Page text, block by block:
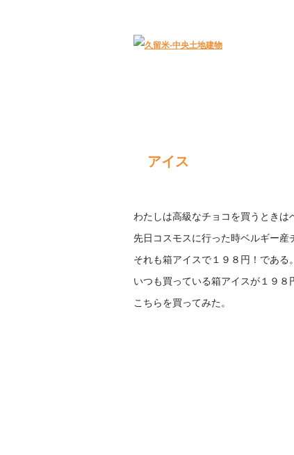
アイス
わたしは高級なチョコを買うときは
先日コスモスに行った時ベルギー産
それも箱アイスで１９８円！である。
いつも買っている箱アイスが１９
こちらを買ってみた。